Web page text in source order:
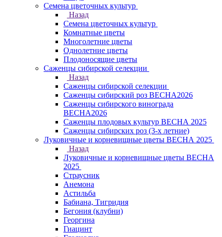
Семена цветочных культур
Назад
Семена цветочных культур
Комнатные цветы
Многолетние цветы
Однолетние цветы
Плодоносящие цветы
Саженцы сибирской селекции
Назад
Саженцы сибирской селекции
Саженцы сибирский роз ВЕСНА2026
Саженцы сибирского винограда
ВЕСНА2026
Саженцы плодовых культур ВЕСНА 2025
Саженцы сибирских роз (3-х летние)
Луковичные и корневищные цветы ВЕСНА 2025
Назад
Луковичные и корневищные цветы ВЕСНА
2025
Страусник
Анемона
Астильба
Бабиана, Тигридия
Бегония (клубни)
Георгина
Гиацинт